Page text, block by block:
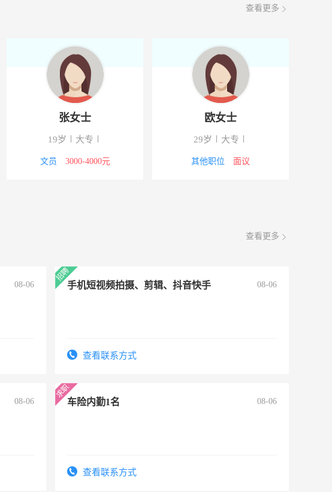
08-06
08-06
08-06
08-06
查看更多
张女士
19岁 大专
文员 3000-4000元
欧女士
29岁 大专
其他职位 面议
查看更多
08-06 手机短视频拍摄、剪辑、抖音快手 08-06
查看联系方式
08-06 车险内勤1名 08-06
查看联系方式